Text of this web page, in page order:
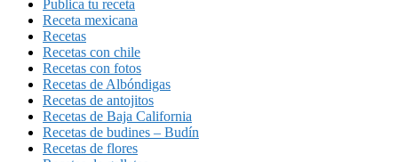
Publica tu receta
Receta mexicana
Recetas
Recetas con chile
Recetas con fotos
Recetas de Albóndigas
Recetas de antojitos
Recetas de Baja California
Recetas de budines – Budín
Recetas de flores